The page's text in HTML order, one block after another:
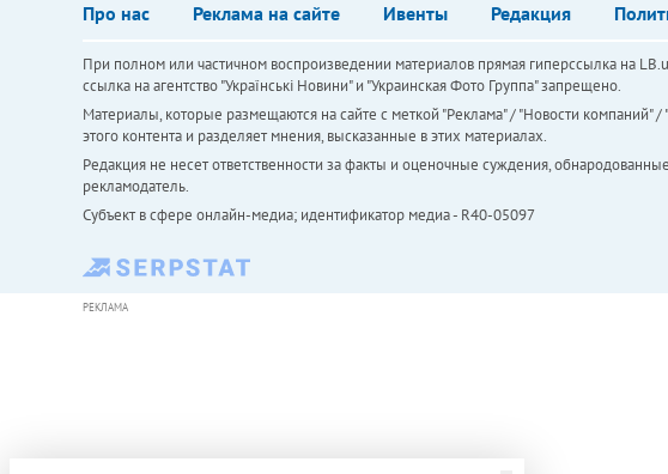
Про нас Реклама на сайте Ивенты Редакция
При полном или частичном воспроизведении материалов прямая гиперссылка на
ссылка на агентство "Українськi Новини" и "Украинская Фото Группа" запрещено.
Материалы, которые размещаются на сайте с меткой "Реклама" / "Новости компаний"
этого контента и разделяет мнения, высказанные в этих материалах.
Редакция не несет ответственности за факты и оценочные суждения,
рекламодатель.
Субъект в сфере онлайн-медиа; идентификатор медиа - R40-05097
РЕКЛАМА